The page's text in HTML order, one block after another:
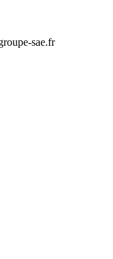
sae.fr